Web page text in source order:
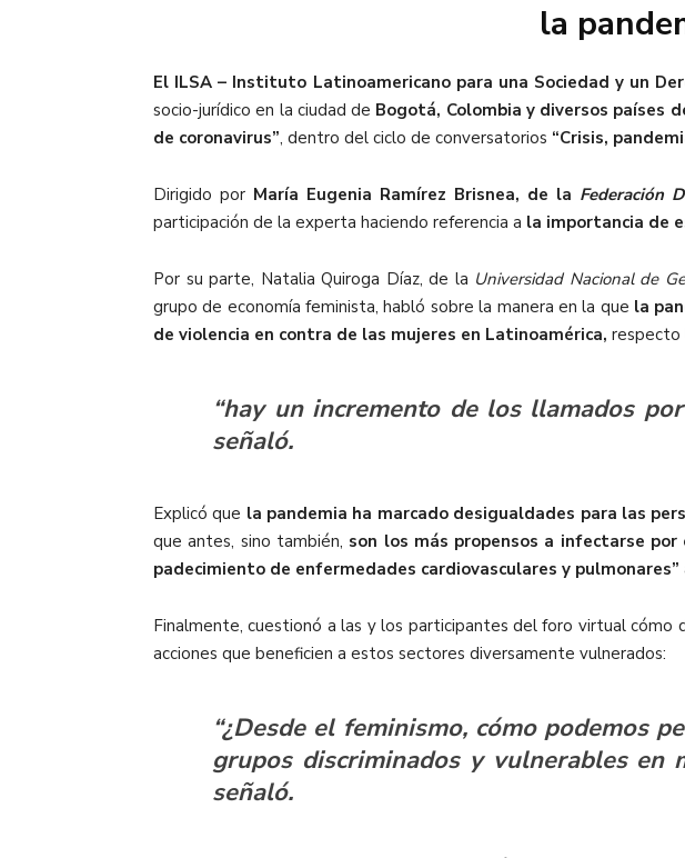
la
El ILSA – Instituto Latinoamericano para una Sociedad y un
socio-jurídico en la ciudad de Bogotá, Colombia y diversos países
de coronavirus”, dentro del ciclo de conversatorios “Crisis,
Dirigido por María Eugenia Ramírez Brisnea, de la Federación
participación de la experta haciendo referencia a la importancia de
Por su parte, Natalia Quiroga Díaz, de la Universidad Nacional de
grupo de economía feminista, habló sobre la manera en la que la
de violencia en contra de las mujeres en Latinoamérica, respecto
“hay un incremento de los llamados
señaló.
Explicó que la pandemia ha marcado desigualdades para las
que antes, sino también, son los más propensos a infectarse por
padecimiento de enfermedades cardiovasculares y pulmonares”
Finalmente, cuestionó a las y los participantes del foro virtual cómo
acciones que beneficien a estos sectores diversamente vulnerados:
“¿Desde el feminismo, cómo podemos
grupos discriminados y vulnerables en
señaló.